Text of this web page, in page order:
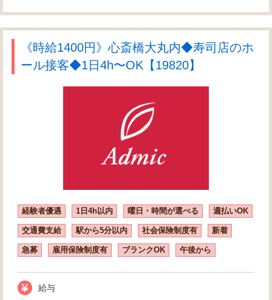
《時給1400円》心斎橋大丸内◆寿司店のホ
ール接客◆1日4h〜OK【19820】
経験者優遇 1日4h以内 曜日・時間が選べる 週払いOK
交通費支給 駅から5分以内 社会保険制度有 新着
急募 雇用保険制度有 ブランクOK 午後から
給与